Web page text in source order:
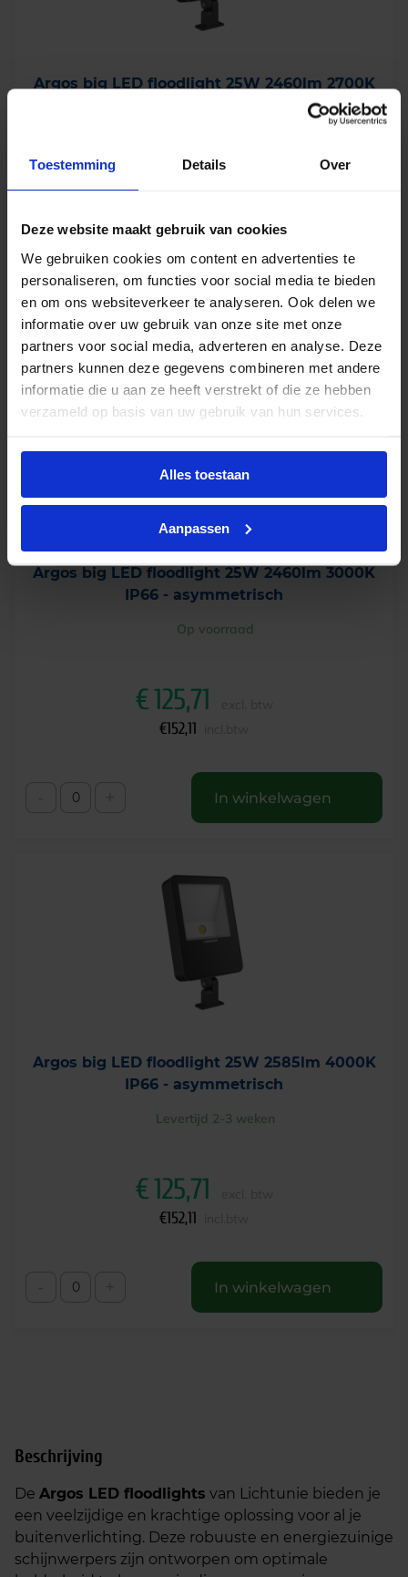
Toestemming Details Over
Deze website maakt gebruik van cookies
We gebruiken cookies om content en advertenties te
personaliseren, om functies voor social media te bieden
en om ons websiteverkeer te analyseren. Ook delen we
informatie over uw gebruik van onze site met onze
partners voor social media, adverteren en analyse. Deze
partners kunnen deze gegevens combineren met andere
informatie die u aan ze heeft verstrekt of die ze hebben
verzameld op basis van uw gebruik van hun services.
Alles toestaan
Aanpassen
Argos big LED floodlight 25W 2460lm 2700K
€152,11 incl.btw
+
- In winkelwagen
Argos big LED floodlight 25W 2460lm 3000K
IP66 - asymmetrisch
Op voorraad
€125,71
€152,11
In winkelwagen
Argos big LED floodlight 25W 2585lm 4000K
IP66 - asymmetrisch
Levertijd 2-3 weken
€125,71
€152,11
In winkelwagen
Beschrijving
De Argos LED floodlights van Lichtunie bieden je
een veelzijdige en krachtige oplossing voor al je
buitenverlichting. Deze robuuste en energiezuinige
schijnwerpers zijn ontworpen om optimale